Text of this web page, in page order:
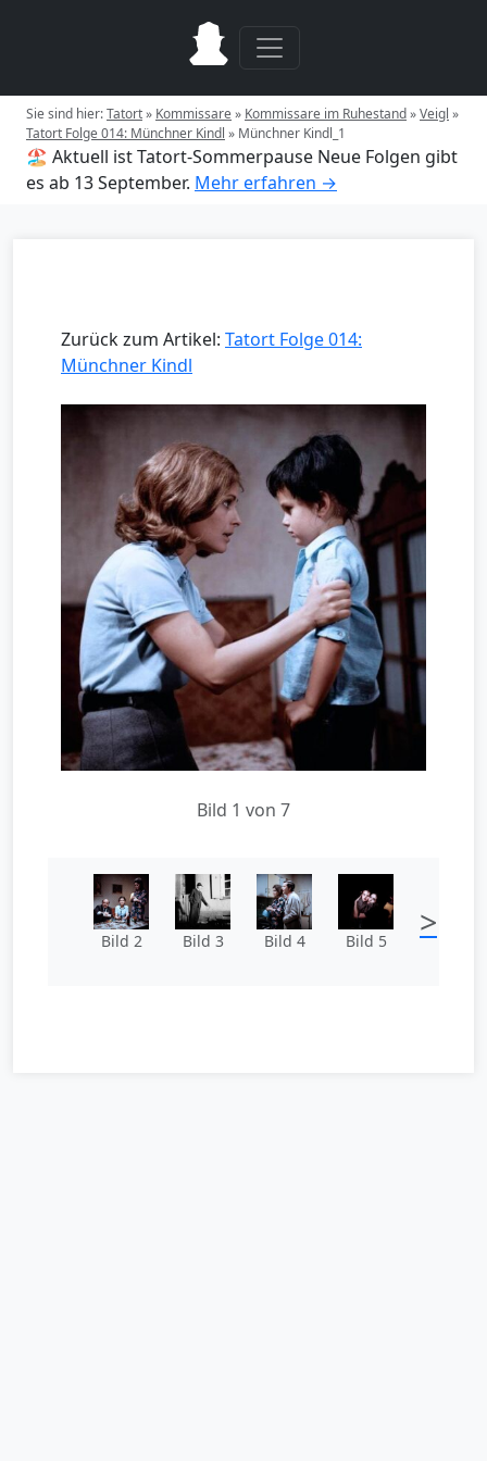
Sie sind hier:Tatort» Kommissare» Kommissare im Ruhestand»Veigl »
Tatort Folge 014: Münchner Kindl » Münchner Kindl_1
🏖️ Aktuell ist Tatort-Sommerpause Neue Folgen gibt
es ab 13 September. Mehr erfahren →
Zurück zum Artikel: Tatort Folge 014:
Münchner Kindl
Bild 1 von 7
Bild 2 Bild 3 Bild 4 Bild 5 >